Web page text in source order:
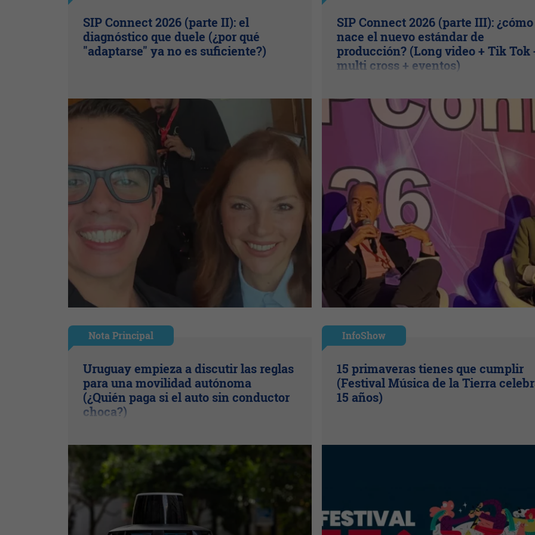
SIP Connect 2026 (parte II): el
diagnóstico que duele (¿por qué
"adaptarse" ya no es suficiente?)
SIP Connect 2026 (parte III): ¿cómo
nace el nuevo estándar de
producción? (Long video + Tik Tok
multi cross + eventos)
Nota Principal
Uruguay empieza a discutir las reglas
para una movilidad autónoma
(¿Quién paga si el auto sin conductor
choca?)
InfoShow
15 primaveras tienes que cumplir
(Festival Música de la Tierra
15 años)